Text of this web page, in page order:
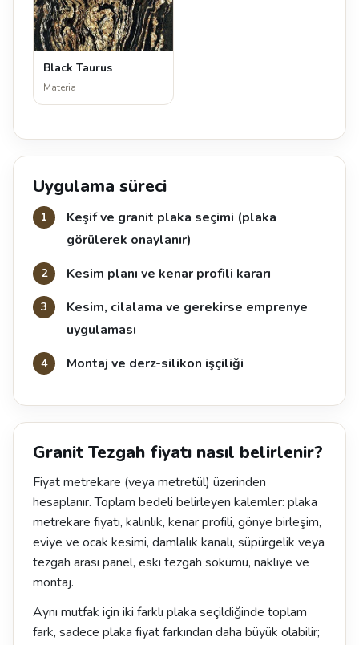
Black Taurus
Materia
Uygulama süreci
Keşif ve granit plaka seçimi (plaka
görülerek onaylanır)
Kesim planı ve kenar profili kararı
Kesim, cilalama ve gerekirse emprenye
uygulaması
Montaj ve derz-silikon işçiliği
Granit Tezgah fiyatı nasıl belirlenir?
Fiyat metrekare (veya metretül) üzerinden
hesaplanır. Toplam bedeli belirleyen kalemler: plaka
metrekare fiyatı, kalınlık, kenar profili, gönye birleşim,
eviye ve ocak kesimi, damlalık kanalı, süpürgelik veya
tezgah arası panel, eski tezgah sökümü, nakliye ve
montaj.
Aynı mutfak için iki farklı plaka seçildiğinde toplam
fark, sadece plaka fiyat farkından daha büyük olabilir;